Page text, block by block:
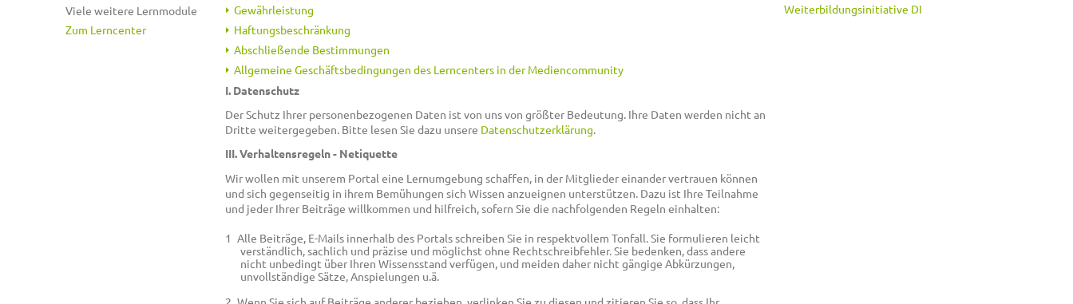
Viele weitere Lernmodule
Zum Lerncenter
Gewährleistung
Haftungsbeschränkung
Abschließende Bestimmungen
Allgemeine Geschäftsbedingungen des Lerncenters in der Mediencommunity
I. Datenschutz
Der Schutz Ihrer personenbezogenen Daten ist von uns von größter Bedeutung. Ihre Daten werden nicht an
Dritte weitergegeben. Bitte lesen Sie dazu unsere Datenschutzerklärung.
III. Verhaltensregeln - Netiquette
Wir wollen mit unserem Portal eine Lernumgebung schaffen, in der Mitglieder einander vertrauen können
und sich gegenseitig in ihrem Bemühungen sich Wissen anzueignen unterstützen. Dazu ist Ihre Teilnahme
und jeder Ihrer Beiträge willkommen und hilfreich, sofern Sie die nachfolgenden Regeln einhalten:
Alle Beiträge, E-Mails innerhalb des Portals schreiben Sie in respektvollem Tonfall. Sie formulieren leicht
verständlich, sachlich und präzise und möglichst ohne Rechtschreibfehler. Sie bedenken, dass andere
nicht unbedingt über Ihren Wissensstand verfügen, und meiden daher nicht gängige Abkürzungen,
unvollständige Sätze, Anspielungen u.ä.
Weiterbildungsinitiative DI